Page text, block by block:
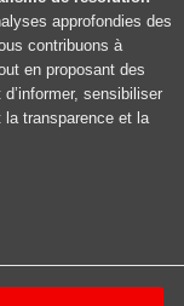
approfondies des
contribuons à
en proposant des
sensibiliser
transparence et la